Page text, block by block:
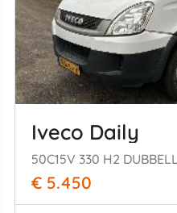
Iveco Daily
50C15V 330 H2
€ 5.450